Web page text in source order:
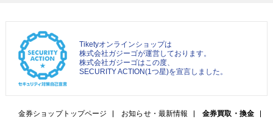
Tiketyオンラインショップは
株式会社ガジーゴが運営しております。
株式会社ガジーゴはこの度、
SECURITY ACTION(1つ星)を宣言しました。
金券ショップトップページ お知らせ・最新情報
金券買取・換金